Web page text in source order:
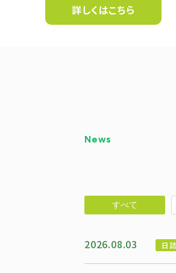
詳しくはこちら
すべて
2026.08.03 日誌